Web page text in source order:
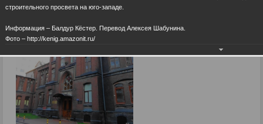
строительного просвета на юго-западе.
Информация – Балдур Кёстер. Перевод Алексея Шабунина.
Фото – http://kenig.amazonit.ru/